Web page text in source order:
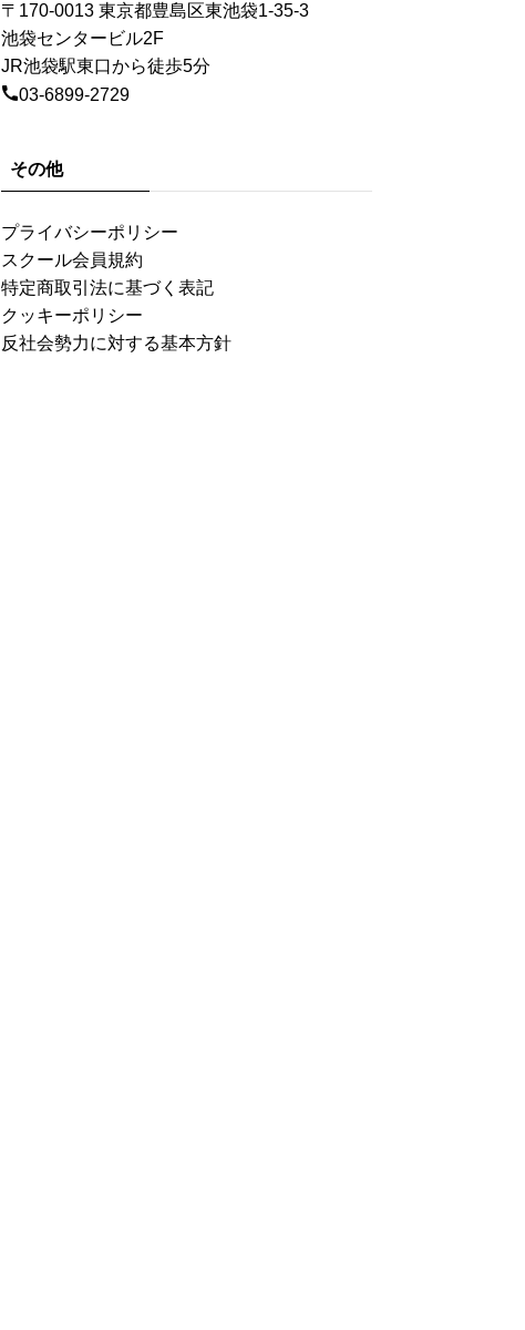
〒170-0013 東京都豊島区東池袋1-35-3
池袋センタービル2F
JR池袋駅東口から徒歩5分
03-6899-2729
その他
プライバシーポリシー
スクール会員規約
特定商取引法に基づく表記
クッキーポリシー
反社会勢力に対する基本方針